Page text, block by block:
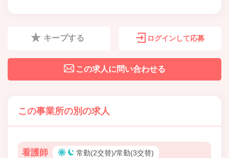
キープする ログインして応募
この求人に問い合わせる
この事業所の別の求人
看護師 常勤(2交替)/常勤(3交替)